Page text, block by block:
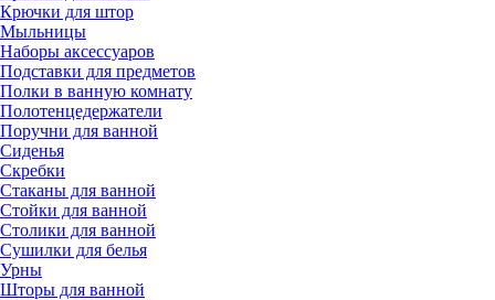
Крючки для штор
Мыльницы
Наборы аксессуаров
Подставки для предметов
Полки в ванную комнату
Полотенцедержатели
Поручни для ванной
Сиденья
Скребки
Стаканы для ванной
Стойки для ванной
Столики для ванной
Сушилки для белья
Урны
Шторы для ванной